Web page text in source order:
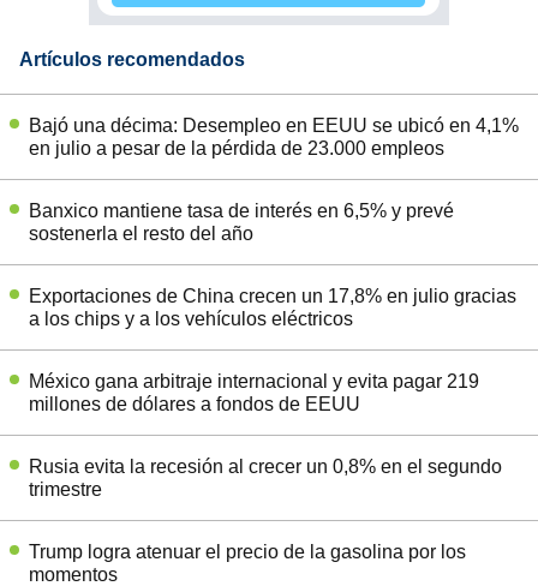
Artículos recomendados
Bajó una décima: Desempleo en EEUU se ubicó en 4,1%
en julio a pesar de la pérdida de 23.000 empleos
Banxico mantiene tasa de interés en 6,5% y prevé
sostenerla el resto del año
Exportaciones de China crecen un 17,8% en julio gracias
a los chips y a los vehículos eléctricos
México gana arbitraje internacional y evita pagar 219
millones de dólares a fondos de EEUU
Rusia evita la recesión al crecer un 0,8% en el segundo
trimestre
Trump logra atenuar el precio de la gasolina por los
momentos